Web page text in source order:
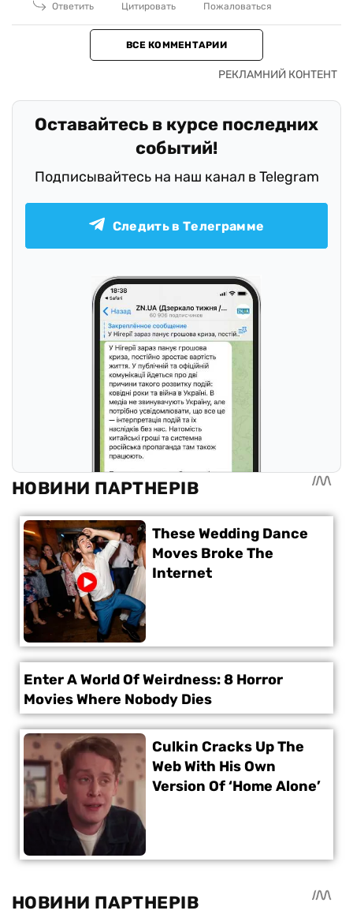
Ответить
Цитировать Пожаловаться
ВСЕ КОММЕНТАРИИ
Оставайтесь в курсе последних
событий!
Подписывайтесь на наш канал в Telegram
Следить в Телеграмме